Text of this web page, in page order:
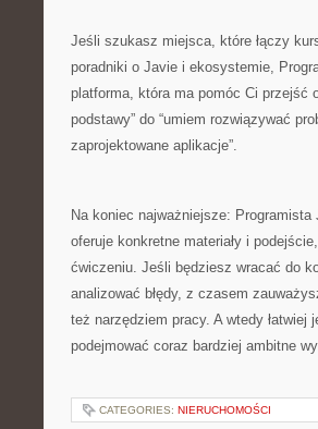
Jeśli szukasz miejsca, które łączy
poradniki o Javie i ekosystemie,
platforma, która ma pomóc Ci przejść
podstawy” do “umiem rozwiązywać
zaprojektowane aplikacje”.
Na koniec najważniejsze:
oferuje konkretne materiały i
ćwiczeniu. Jeśli będziesz wracać do
analizować błędy, z czasem
też narzędziem pracy. A wtedy
podejmować coraz bardziej ambitne
CATEGORIES: NIERUCHOMOŚCI